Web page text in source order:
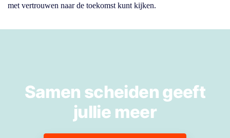
met vertrouwen naar de toekomst kunt kijken.
Samen scheiden geeft
jullie meer